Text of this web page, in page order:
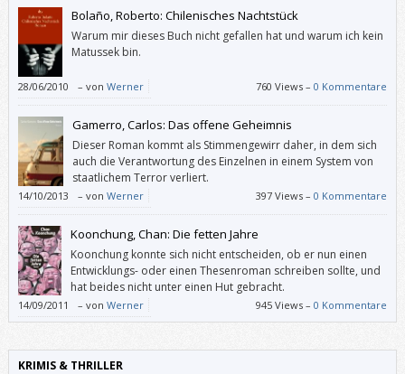
Bolaño, Roberto: Chilenisches Nachtstück
Warum mir dieses Buch nicht gefallen hat und warum ich kein
Matussek bin.
28/06/2010 – von Werner 760 Views –0 Kommentare
Gamerro, Carlos: Das offene Geheimnis
Dieser Roman kommt als Stimmengewirr daher, in dem sich
auch die Verantwortung des Einzelnen in einem System von
staatlichem Terror verliert.
14/10/2013 – von Werner 397 Views –0 Kommentare
Koonchung, Chan: Die fetten Jahre
Koonchung konnte sich nicht entscheiden, ob er nun einen
Entwicklungs- oder einen Thesenroman schreiben sollte, und
hat beides nicht unter einen Hut gebracht.
14/09/2011 – von Werner 945 Views –0 Kommentare
KRIMIS & THRILLER